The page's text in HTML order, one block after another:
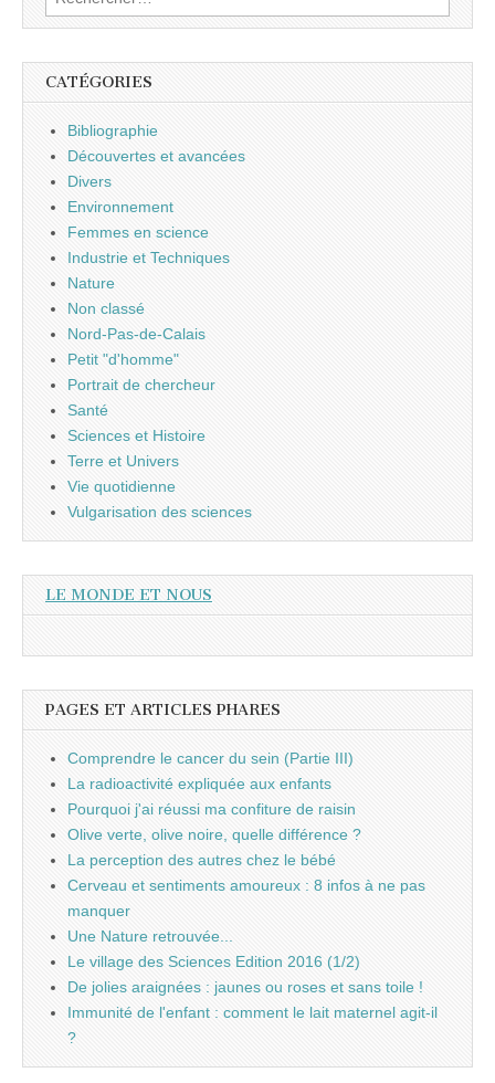
CATÉGORIES
Bibliographie
Découvertes et avancées
Divers
Environnement
Femmes en science
Industrie et Techniques
Nature
Non classé
Nord-Pas-de-Calais
Petit "d'homme"
Portrait de chercheur
Santé
Sciences et Histoire
Terre et Univers
Vie quotidienne
Vulgarisation des sciences
LE MONDE ET NOUS
PAGES ET ARTICLES PHARES
Comprendre le cancer du sein (Partie III)
La radioactivité expliquée aux enfants
Pourquoi j'ai réussi ma confiture de raisin
Olive verte, olive noire, quelle différence ?
La perception des autres chez le bébé
Cerveau et sentiments amoureux : 8 infos à ne pas
manquer
Une Nature retrouvée...
Le village des Sciences Edition 2016 (1/2)
De jolies araignées : jaunes ou roses et sans toile !
Immunité de l'enfant : comment le lait maternel agit-il
?